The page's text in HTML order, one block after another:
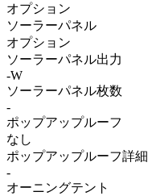
オプション
ソーラーパネル
オプション
ソーラーパネル出力
-W
ソーラーパネル枚数
-
ポップアップルーフ
なし
ポップアップルーフ詳細
-
オーニングテント